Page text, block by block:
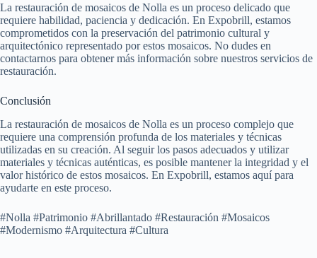
La restauración de mosaicos de Nolla es un proceso delicado que
requiere habilidad, paciencia y dedicación. En Expobrill, estamos
comprometidos con la preservación del patrimonio cultural y
arquitectónico representado por estos mosaicos. No dudes en
contactarnos para obtener más información sobre nuestros servicios de
restauración.
Conclusión
La restauración de mosaicos de Nolla es un proceso complejo que
requiere una comprensión profunda de los materiales y técnicas
utilizadas en su creación. Al seguir los pasos adecuados y utilizar
materiales y técnicas auténticas, es posible mantener la integridad y el
valor histórico de estos mosaicos. En Expobrill, estamos aquí para
ayudarte en este proceso.
#Nolla #Patrimonio #Abrillantado #Restauración #Mosaicos
#Modernismo #Arquitectura #Cultura